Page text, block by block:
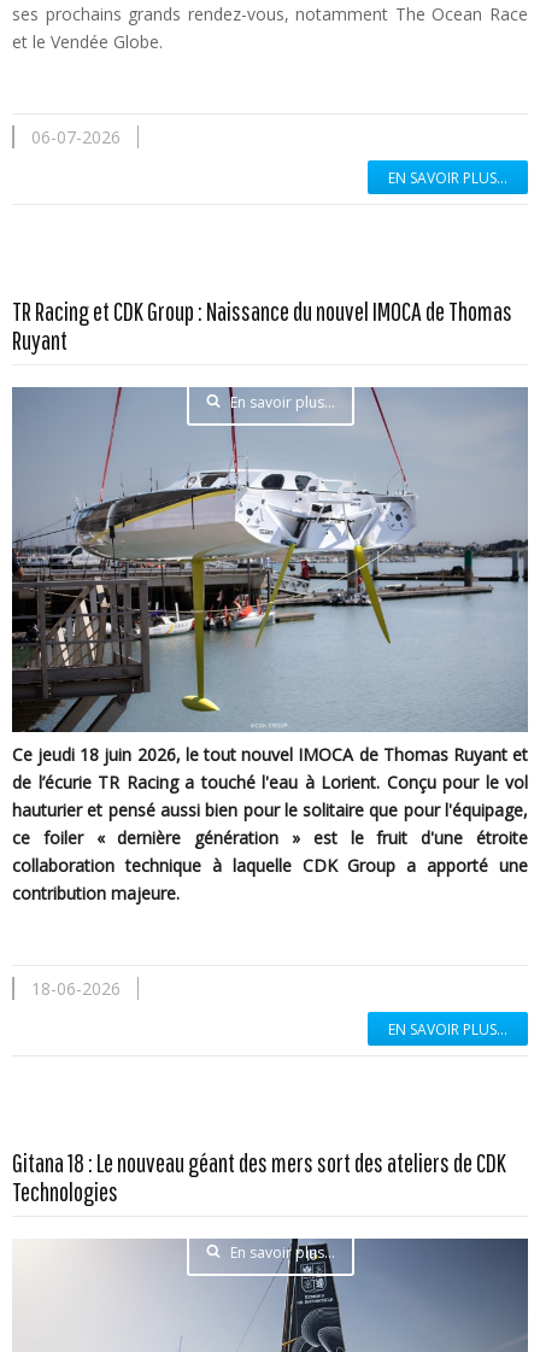
ses prochains grands rendez-vous, notamment The Ocean Race
et le Vendée Globe.
06-07-2026
EN SAVOIR PLUS...
TR Racing et CDK Group : Naissance du nouvel IMOCA de Thomas
Ruyant
En savoir plus...
Ce jeudi 18 juin 2026, le tout nouvel IMOCA de Thomas Ruyant et
de l’écurie TR Racing a touché l'eau à Lorient. Conçu pour le vol
hauturier et pensé aussi bien pour le solitaire que pour l'équipage,
ce foiler « dernière génération » est le fruit d'une étroite
collaboration technique à laquelle CDK Group a apporté une
contribution majeure.
18-06-2026
EN SAVOIR PLUS...
Gitana 18 : Le nouveau géant des mers sort des ateliers de CDK
Technologies
En savoir plus...